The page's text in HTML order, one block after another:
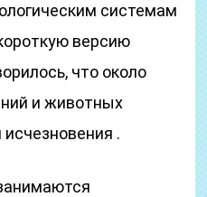
системам
версию
что около
и животных
исчезновения .